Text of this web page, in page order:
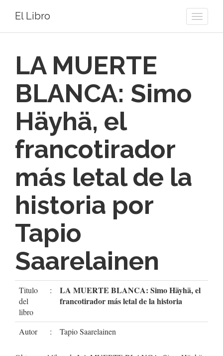
Toggle
El Libro
LA MUERTE
BLANCA: Simo
Häyhä, el
francotirador
más letal de la
historia por
Tapio
Saarelainen
Titulo
del
libro
:
LA MUERTE BLANCA: Simo Häyhä, el
francotirador más letal de la historia
Autor : Tapio Saarelainen